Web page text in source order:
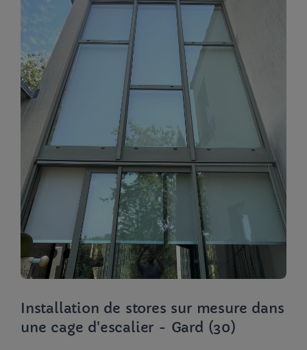
Installation de stores sur mesure dans
une cage d'escalier - Gard (30)